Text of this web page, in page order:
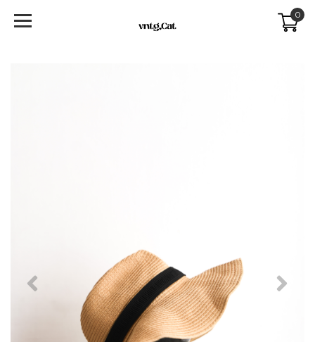
0
Previous Next